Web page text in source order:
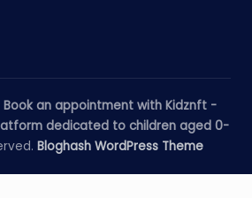
Book an appointment with Kidznft -
dedicated to children aged 0-
Bloghash WordPress Theme